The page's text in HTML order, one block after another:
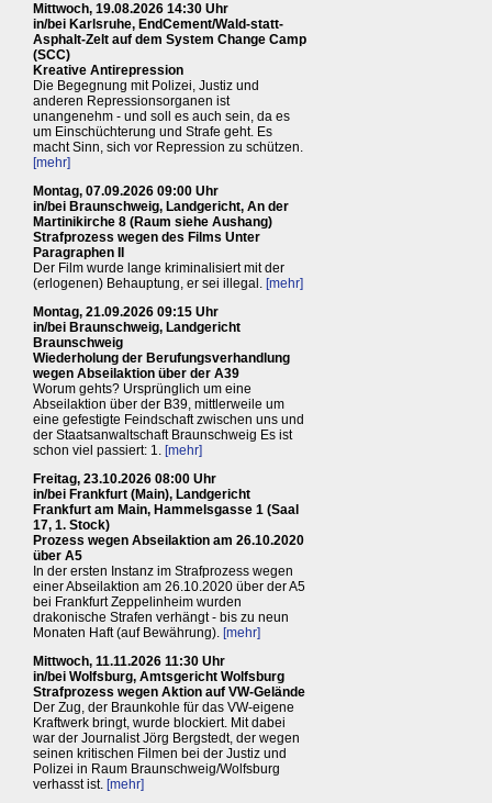
Mittwoch, 19.08.2026 14:30 Uhr
in/bei Karlsruhe, EndCement/Wald-statt-
Asphalt-Zelt auf dem System Change Camp
(SCC)
Kreative Antirepression
Die Begegnung mit Polizei, Justiz und
anderen Repressionsorganen ist
unangenehm - und soll es auch sein, da es
um Einschüchterung und Strafe geht. Es
macht Sinn, sich vor Repression zu schützen.
[mehr]
Montag, 07.09.2026 09:00 Uhr
in/bei Braunschweig, Landgericht, An der
Martinikirche 8 (Raum siehe Aushang)
Strafprozess wegen des Films Unter
Paragraphen II
Der Film wurde lange kriminalisiert mit der
(erlogenen) Behauptung, er sei illegal. [mehr]
Montag, 21.09.2026 09:15 Uhr
in/bei Braunschweig, Landgericht
Braunschweig
Wiederholung der Berufungsverhandlung
wegen Abseilaktion über der A39
Worum gehts? Ursprünglich um eine
Abseilaktion über der B39, mittlerweile um
eine gefestigte Feindschaft zwischen uns und
der Staatsanwaltschaft Braunschweig Es ist
schon viel passiert: 1. [mehr]
Freitag, 23.10.2026 08:00 Uhr
in/bei Frankfurt (Main), Landgericht
Frankfurt am Main, Hammelsgasse 1 (Saal
17, 1. Stock)
Prozess wegen Abseilaktion am 26.10.2020
über A5
In der ersten Instanz im Strafprozess wegen
einer Abseilaktion am 26.10.2020 über der A5
bei Frankfurt Zeppelinheim wurden
drakonische Strafen verhängt - bis zu neun
Monaten Haft (auf Bewährung). [mehr]
Mittwoch, 11.11.2026 11:30 Uhr
in/bei Wolfsburg, Amtsgericht Wolfsburg
Strafprozess wegen Aktion auf VW-Gelände
Der Zug, der Braunkohle für das VW-eigene
Kraftwerk bringt, wurde blockiert. Mit dabei
war der Journalist Jörg Bergstedt, der wegen
seinen kritischen Filmen bei der Justiz und
Polizei in Raum Braunschweig/Wolfsburg
verhasst ist. [mehr]